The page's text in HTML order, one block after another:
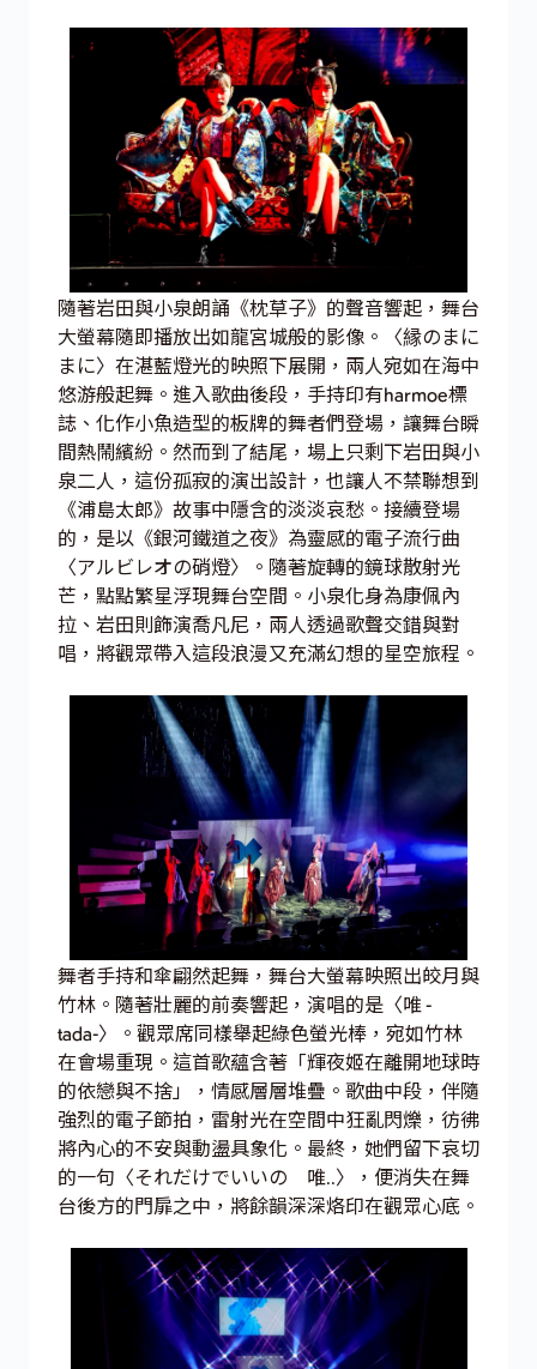
隨著岩田與小泉朗誦《枕草子》的聲音響起，舞台
大螢幕隨即播放出如龍宮城般的影像。〈縁のまに
まに〉在湛藍燈光的映照下展開，兩人宛如在海中
悠游般起舞。進入歌曲後段，手持印有harmoe標
誌、化作小魚造型的板牌的舞者們登場，讓舞台瞬
間熱鬧繽紛。然而到了結尾，場上只剩下岩田與小
泉二人，這份孤寂的演出設計，也讓人不禁聯想到
《浦島太郎》故事中隱含的淡淡哀愁。接續登場
的，是以《銀河鐵道之夜》為靈感的電子流行曲
〈アルビレオの硝燈〉。隨著旋轉的鏡球散射光
芒，點點繁星浮現舞台空間。小泉化身為康佩內
拉、岩田則飾演喬凡尼，兩人透過歌聲交錯與對
唱，將觀眾帶入這段浪漫又充滿幻想的星空旅程。
舞者手持和傘翩然起舞，舞台大螢幕映照出皎月與
竹林。隨著壯麗的前奏響起，演唱的是〈唯 -
tada-〉。觀眾席同樣舉起綠色螢光棒，宛如竹林
在會場重現。這首歌蘊含著「輝夜姬在離開地球時
的依戀與不捨」，情感層層堆疊。歌曲中段，伴隨
強烈的電子節拍，雷射光在空間中狂亂閃爍，彷彿
將內心的不安與動盪具象化。最終，她們留下哀切
的一句〈それだけでいいの 唯..〉，便消失在舞
台後方的門扉之中，將餘韻深深烙印在觀眾心底。